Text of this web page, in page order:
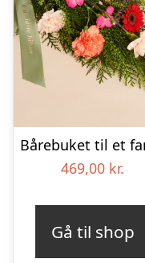
469,00 kr.
Gå til shop